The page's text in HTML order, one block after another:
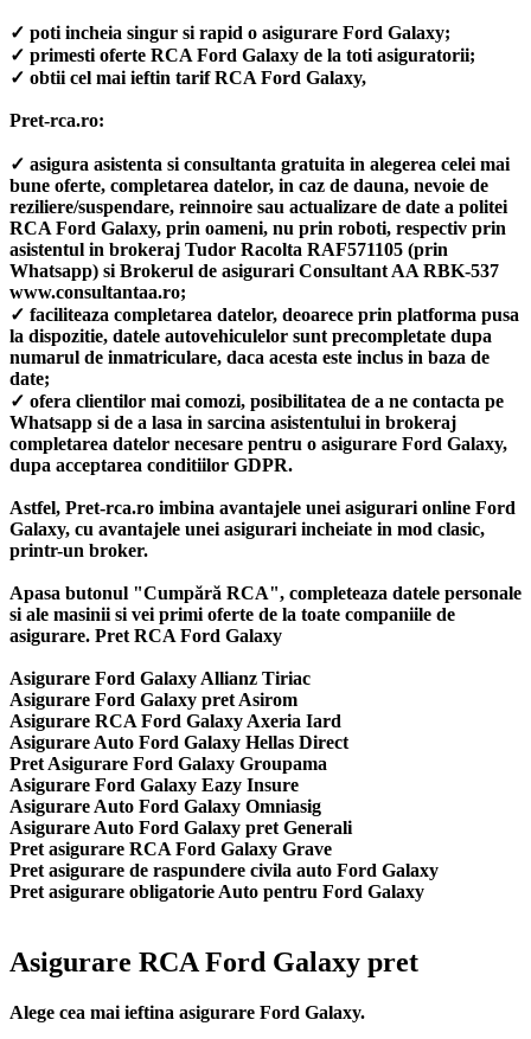
✓ poti incheia singur si rapid o asigurare Ford Galaxy;
✓ primesti oferte RCA Ford Galaxy de la toti asiguratorii;
✓ obtii cel mai ieftin tarif RCA Ford Galaxy,
Pret-rca.ro:
✓ asigura asistenta si consultanta gratuita in alegerea celei mai
bune oferte, completarea datelor, in caz de dauna, nevoie de
reziliere/suspendare, reinnoire sau actualizare de date a politei
RCA Ford Galaxy, prin oameni, nu prin roboti, respectiv prin
asistentul in brokeraj Tudor Racolta RAF571105 (prin
Whatsapp) si Brokerul de asigurari Consultant AA RBK-537
www.consultantaa.ro;
✓ faciliteaza completarea datelor, deoarece prin platforma pusa
la dispozitie, datele autovehiculelor sunt precompletate dupa
numarul de inmatriculare, daca acesta este inclus in baza de
date;
✓ ofera clientilor mai comozi, posibilitatea de a ne contacta pe
Whatsapp si de a lasa in sarcina asistentului in brokeraj
completarea datelor necesare pentru o asigurare Ford Galaxy,
dupa acceptarea conditiilor GDPR.
Astfel, Pret-rca.ro imbina avantajele unei asigurari online Ford
Galaxy, cu avantajele unei asigurari incheiate in mod clasic,
printr-un broker.
Apasa butonul "Cumpără RCA", completeaza datele personale
si ale masinii si vei primi oferte de la toate companiile de
asigurare. Pret RCA Ford Galaxy
Asigurare Ford Galaxy Allianz Tiriac
Asigurare Ford Galaxy pret Asirom
Asigurare RCA Ford Galaxy Axeria Iard
Asigurare Auto Ford Galaxy Hellas Direct
Pret Asigurare Ford Galaxy Groupama
Asigurare Ford Galaxy Eazy Insure
Asigurare Auto Ford Galaxy Omniasig
Asigurare Auto Ford Galaxy pret Generali
Pret asigurare RCA Ford Galaxy Grave
Pret asigurare de raspundere civila auto Ford Galaxy
Pret asigurare obligatorie Auto pentru Ford Galaxy
Asigurare RCA Ford Galaxy pret
Alege cea mai ieftina asigurare Ford Galaxy.